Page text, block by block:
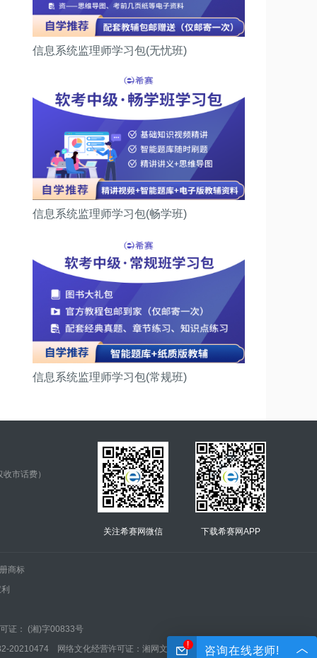
信息系统监理师学习包(无忧班)
信息系统监理师学习包(畅学班)
信息系统监理师学习包(常规班)
收市话费）
关注希赛网微信 下载希赛网APP
商标
证： (湘)字00833号
20210474 网络文化经营许可证：湘网文(2022)0042-005号
! 咨询在线老师!